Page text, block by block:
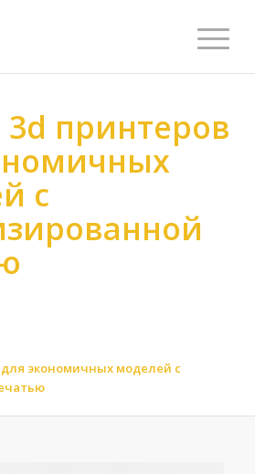
принтеров
с
экономичных моделей с